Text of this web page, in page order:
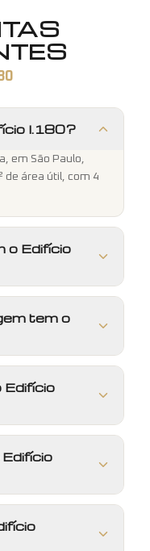
I.180?
em São Paulo,
de área útil, com 4
o Edifício
tem o
Edifício